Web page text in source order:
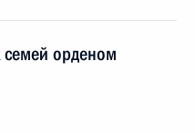
семей орденом